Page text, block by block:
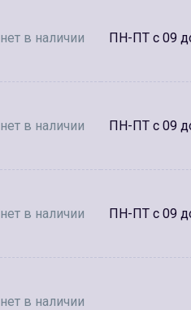
нет в наличии ПН-ПТ с 09
нет в наличии ПН-ПТ с 09
нет в наличии ПН-ПТ с 09
нет в наличии